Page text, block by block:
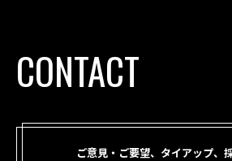
CONTACT
ご意見・ご要望、タイアップ、